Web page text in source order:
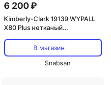
6 200 ₽
Kimberly-Clark 19139 WYPALL
X80 Plus нетканый
(салфетки синие)
В магазин
Snabsan